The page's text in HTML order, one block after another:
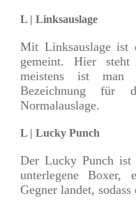
L | Linksauslage
Mit Linksauslage ist
gemeint. Hier
meistens ist man
Bezeichnung für
Normalauslage.
L | Lucky Punch
Der Lucky Punch
unterlegene Boxer,
Gegner landet,